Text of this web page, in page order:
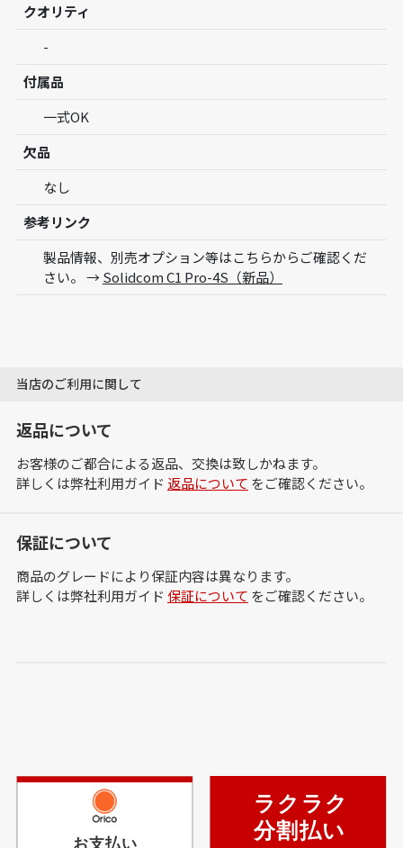
クオリティ
-
付属品
一式OK
欠品
なし
参考リンク
製品情報、別売オプション等はこちらからご確認くだ
さい。 →Solidcom C1 Pro-4S（新品）
当店のご利用に関して
返品について
お客様のご都合による返品、交換は致しかねます。
詳しくは弊社利用ガイド 返品について をご確認ください。
保証について
商品のグレードにより保証内容は異なります。
詳しくは弊社利用ガイド 保証について をご確認ください。